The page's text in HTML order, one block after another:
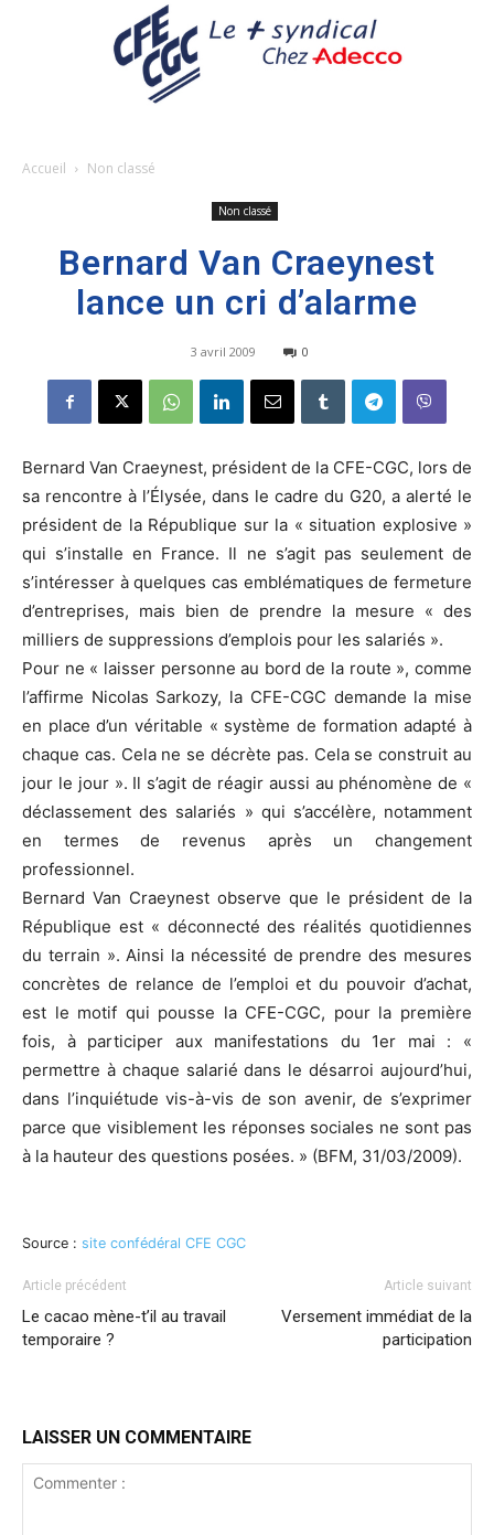
Accueil Non classé
Non classé
Bernard Van Craeynest
lance un cri d’alarme
3 avril 2009 0
Bernard Van Craeynest, président de la CFE-CGC, lors de
sa rencontre à l’Élysée, dans le cadre du G20, a alerté le
président de la République sur la « situation explosive »
qui s’installe en France. Il ne s’agit pas seulement de
s’intéresser à quelques cas emblématiques de fermeture
d’entreprises, mais bien de prendre la mesure « des
milliers de suppressions d’emplois pour les salariés ».
Pour ne « laisser personne au bord de la route », comme
l’affirme Nicolas Sarkozy, la CFE-CGC demande la mise
en place d’un véritable « système de formation adapté à
chaque cas. Cela ne se décrète pas. Cela se construit au
jour le jour ». Il s’agit de réagir aussi au phénomène de «
déclassement des salariés » qui s’accélère, notamment
en termes de revenus après un changement
professionnel.
Bernard Van Craeynest observe que le président de la
République est « déconnecté des réalités quotidiennes
du terrain ». Ainsi la nécessité de prendre des mesures
concrètes de relance de l’emploi et du pouvoir d’achat,
est le motif qui pousse la CFE-CGC, pour la première
fois, à participer aux manifestations du 1er mai : «
permettre à chaque salarié dans le désarroi aujourd’hui,
dans l’inquiétude vis-à-vis de son avenir, de s’exprimer
parce que visiblement les réponses sociales ne sont pas
à la hauteur des questions posées. » (BFM, 31/03/2009).
Source : site confédéral CFE CGC
Article précédent
Le cacao mène-t’il au travail
temporaire ?
Article suivant
Versement immédiat de la
participation
LAISSER UN COMMENTAIRE